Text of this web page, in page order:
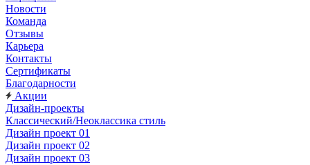
Новости
Команда
Отзывы
Карьера
Контакты
Сертификаты
Благодарности
Акции
Дизайн-проекты
Классический/Неоклассика стиль
Дизайн проект 01
Дизайн проект 02
Дизайн проект 03